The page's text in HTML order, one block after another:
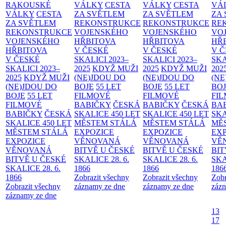
RAKOUSKÉ
VÁLKY CESTA
ZA SVĚTLEM
REKONSTRUKCE
VOJENSKÉHO
HŘBITOVA
V ČESKÉ
SKALICI 2023–
2025 KDYŽ MUŽI
(NE)JDOU DO
BOJE 55 LET
FILMOVÉ
BABIČKY ČESKÁ
SKALICE 450 LET
MĚSTEM STÁLÁ
EXPOZICE
VĚNOVANÁ
BITVĚ U ČESKÉ
SKALICE 28. 6.
1866
Zobrazit všechny
záznamy ze dne
VÁLKY CESTA
ZA SVĚTLEM
REKONSTRUKCE
VOJENSKÉHO
HŘBITOVA
V ČESKÉ
SKALICI 2023–
2025 KDYŽ MUŽI
(NE)JDOU DO
BOJE 55 LET
FILMOVÉ
BABIČKY ČESKÁ
SKALICE 450 LET
MĚSTEM STÁLÁ
EXPOZICE
VĚNOVANÁ
BITVĚ U ČESKÉ
SKALICE 28. 6.
1866
Zobrazit všechny
záznamy ze dne
VÁLKY CESTA
ZA SVĚTLEM
REKONSTRUKCE
VOJENSKÉHO
HŘBITOVA
V ČESKÉ
SKALICI 2023–
2025 KDYŽ MUŽI
(NE)JDOU DO
BOJE 55 LET
FILMOVÉ
BABIČKY ČESKÁ
SKALICE 450 LET
MĚSTEM STÁLÁ
EXPOZICE
VĚNOVANÁ
BITVĚ U ČESKÉ
SKALICE 28. 6.
1866
Zobrazit všechny
záznamy ze dne
ZA
V
13
17